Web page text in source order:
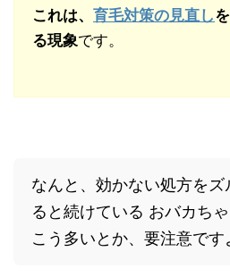
これは、 育毛対策の見直し
る現象です。
なんと、効かない処方をズ
ると続けている おバカち
こう多いとか、要注意です